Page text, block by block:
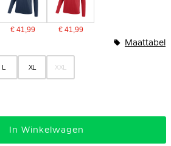
€ 41,99 € 41,99
L XL XXL
Maattabel
In Winkelwagen